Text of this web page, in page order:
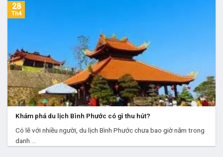
Khám phá du lịch Bình Phước có gì thu hút?
Có lẽ với nhiều người, du lịch Bình Phước chưa bao giờ nằm ​​trong
danh ...
28
Th4